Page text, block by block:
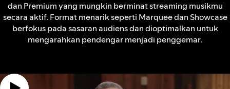
dan Premium yang mungkin berminat streaming musikmu
secara aktif. Format menarik seperti Marquee dan Showcase
berfokus pada sasaran audiens dan dioptimalkan untuk
mengarahkan pendengar menjadi penggemar.